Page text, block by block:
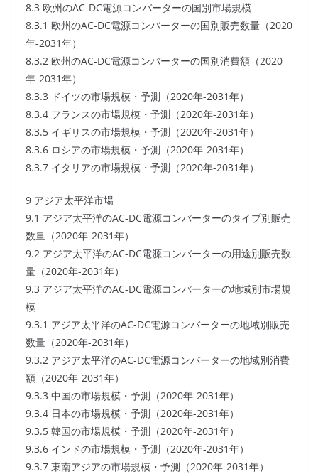
8.3 欧州のAC-DC電源コンバーターの国別市場規模
8.3.1 欧州のAC-DC電源コンバーターの国別販売数量（2020
年-2031年）
8.3.2 欧州のAC-DC電源コンバーターの国別消費額（2020
年-2031年）
8.3.3 ドイツの市場規模・予測（2020年-2031年）
8.3.4 フランスの市場規模・予測（2020年-2031年）
8.3.5 イギリスの市場規模・予測（2020年-2031年）
8.3.6 ロシアの市場規模・予測（2020年-2031年）
8.3.7 イタリアの市場規模・予測（2020年-2031年）
9 アジア太平洋市場
9.1 アジア太平洋のAC-DC電源コンバーターのタイプ別販売
数量（2020年-2031年）
9.2 アジア太平洋のAC-DC電源コンバーターの用途別販売数
量（2020年-2031年）
9.3 アジア太平洋のAC-DC電源コンバーターの地域別市場規
模
9.3.1 アジア太平洋のAC-DC電源コンバーターの地域別販売
数量（2020年-2031年）
9.3.2 アジア太平洋のAC-DC電源コンバーターの地域別消費
額（2020年-2031年）
9.3.3 中国の市場規模・予測（2020年-2031年）
9.3.4 日本の市場規模・予測（2020年-2031年）
9.3.5 韓国の市場規模・予測（2020年-2031年）
9.3.6 インドの市場規模・予測（2020年-2031年）
9.3.7 東南アジアの市場規模・予測（2020年-2031年）